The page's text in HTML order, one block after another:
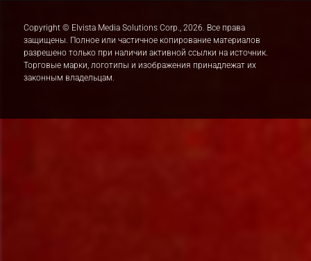
Copyright © Elvista Media Solutions Corp., 2026. Все права
защищены. Полное или частичное копирование материалов
разрешено только при наличии активной ссылки на источник.
Торговые марки, логотипы и изображения принадлежат их
законным владельцам.